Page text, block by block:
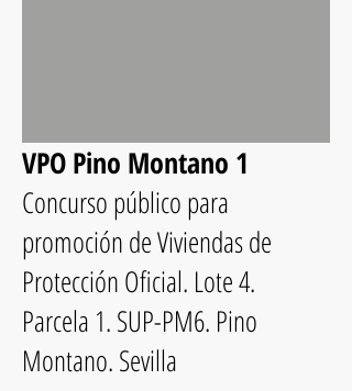
VPO Pino Montano 1
Concurso público para
promoción de Viviendas de
Protección Oficial. Lote 4.
Parcela 1. SUP-PM6. Pino
Montano. Sevilla